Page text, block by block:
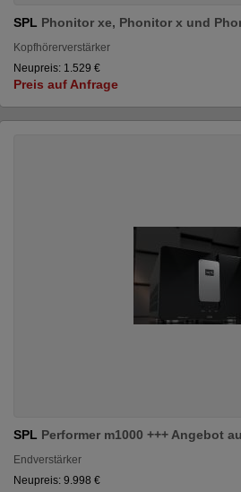
SPL Phonitor xe, Phonitor x und
Kopfhörerverstärker
Neupreis: 1.529 €
Preis auf Anfrage
SPL Performer m1000 +++ Angebot
Endverstärker
Neupreis: 9.998 €